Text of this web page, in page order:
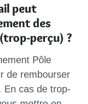
peut
des
perçu) ?
Pôle
de rembourser
En cas de trop-